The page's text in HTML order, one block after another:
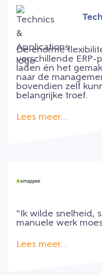
De enorme
verschillende ERP-
laden én het
naar de
bovendien zelf
belangrijke troef.
Lees meer…
“Ik wilde snelheid,
manuele werk
Lees meer…